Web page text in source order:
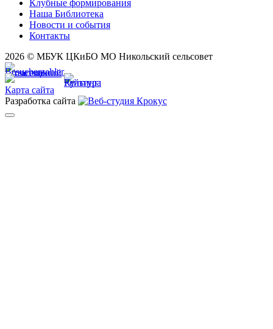
Клубные формирования
Наша Библиотека
Новости и события
Контакты
2026 © МБУК ЦКиБО МО Никольский сельсовет
Карта сайта
Разработка сайта